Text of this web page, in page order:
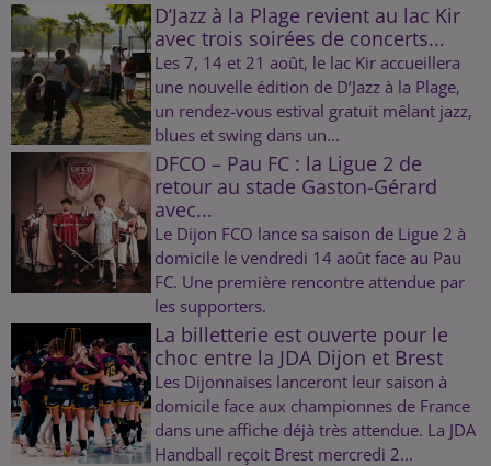
D’Jazz à la Plage revient au lac Kir
avec trois soirées de concerts...
Les 7, 14 et 21 août, le lac Kir accueillera
une nouvelle édition de D’Jazz à la Plage,
un rendez-vous estival gratuit mêlant jazz,
blues et swing dans un...
DFCO – Pau FC : la Ligue 2 de
retour au stade Gaston-Gérard
avec...
Le Dijon FCO lance sa saison de Ligue 2 à
domicile le vendredi 14 août face au Pau
FC. Une première rencontre attendue par
les supporters.
La billetterie est ouverte pour le
choc entre la JDA Dijon et Brest
Les Dijonnaises lanceront leur saison à
domicile face aux championnes de France
dans une affiche déjà très attendue. La JDA
Handball reçoit Brest mercredi 2...